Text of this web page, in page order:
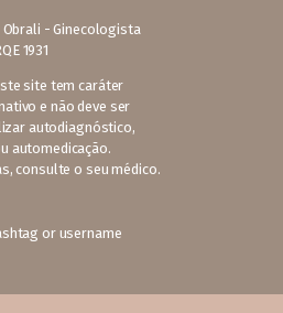
Obrali - Ginecologista
1931
site tem caráter
e não deve ser
autodiagnóstico,
automedicação.
consulte o seu médico.
or username